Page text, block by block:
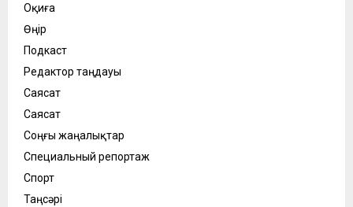
Оқиға
Өңір
Подкаст
Редактор таңдауы
Саясат
Саясат
Соңғы жаңалықтар
Специальный репортаж
Спорт
Таңсәрі